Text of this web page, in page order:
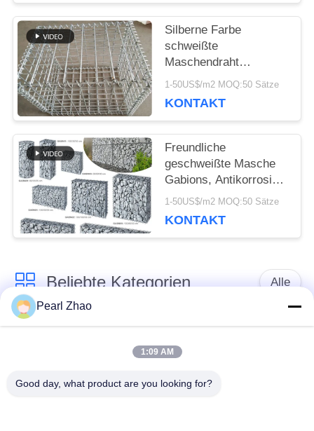
Silberne Farbe
schweißte
Maschendraht
Gabions-Matratzen-
1-50US$/m2 MOQ:50 Sätze
KONTAKT
Freundliche
geschweißte Masche
Gabions, Antikorrosion
Gabions-Pflanzer-
1-50US$/m2 MOQ:50 Sätze
KONTAKT
Beliebte Kategorien Alle
Drahtgeflecht
mit einer Breite von
dekorativer
Pearl Zhao
1:09 AM
Good day, what product are you looking for?